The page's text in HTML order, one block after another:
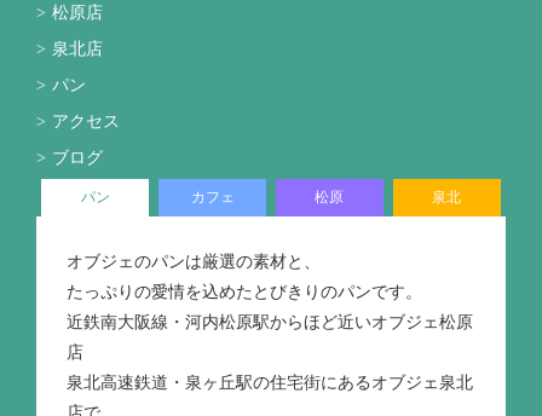
松原店
泉北店
パン
アクセス
ブログ
パン カフェ 松原 泉北
オブジェのパンは厳選の素材と、
たっぷりの愛情を込めたとびきりのパンです。
近鉄南大阪線・河内松原駅からほど近いオブジェ松原
店
泉北高速鉄道・泉ヶ丘駅の住宅街にあるオブジェ泉北